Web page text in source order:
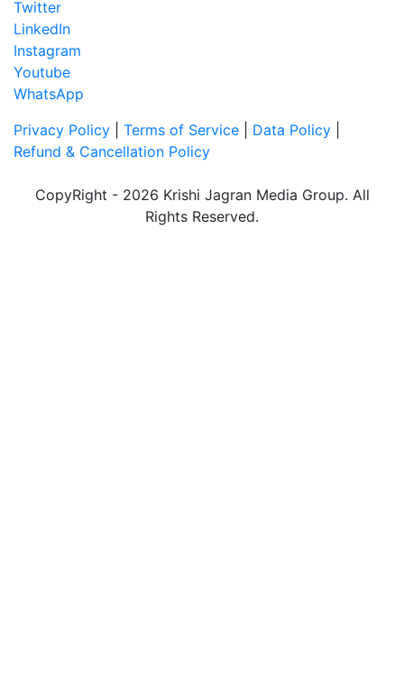
Twitter
LinkedIn
Instagram
Youtube
WhatsApp
Privacy Policy
Terms of Service Data Policy
Refund & Cancellation Policy
CopyRight - 2026 Krishi Jagran Media Group. All
Rights Reserved.